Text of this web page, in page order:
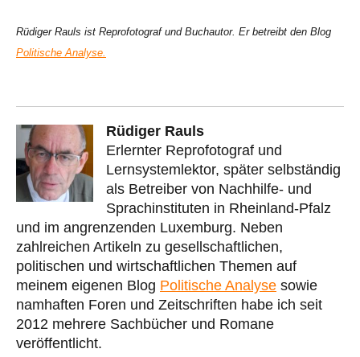
Rüdiger Rauls ist Reprofotograf und Buchautor. Er betreibt den Blog
Politische Analyse.
Rüdiger Rauls
Erlernter Reprofotograf und
Lernsystemlektor, später selbständig
als Betreiber von Nachhilfe- und
Sprachinstituten in Rheinland-Pfalz
und im angrenzenden Luxemburg. Neben
zahlreichen Artikeln zu gesellschaftlichen,
politischen und wirtschaftlichen Themen auf
meinem eigenen Blog Politische Analyse sowie
namhaften Foren und Zeitschriften habe ich seit
2012 mehrere Sachbücher und Romane
veröffentlicht.